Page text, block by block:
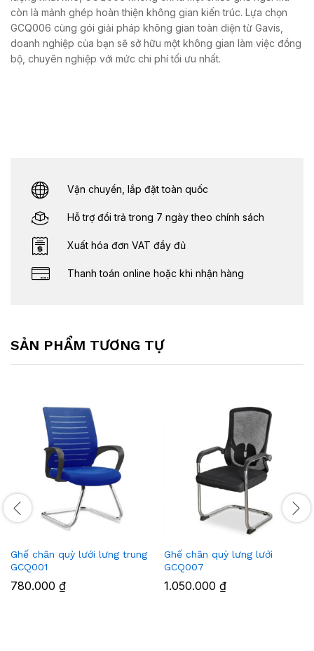
còn là mảnh ghép hoàn thiện không gian kiến trúc. Lựa chọn
GCQ006 cùng gói giải pháp không gian toàn diện từ Gavis,
doanh nghiệp của bạn sẽ sở hữu một không gian làm việc đồng
bộ, chuyên nghiệp với mức chi phí tối ưu nhất.
Vận chuyển, lắp đặt toàn quốc
Hỗ trợ đổi trả trong 7 ngày theo chính sách
Xuất hóa đơn VAT đầy đủ
Thanh toán online hoặc khi nhận hàng
SẢN PHẨM TƯƠNG TỰ
Ghế chân quỳ lưới lưng trung
GCQ001
780.000 ₫
Ghế chân quỳ lưng lưới
GCQ007
1.050.000 ₫